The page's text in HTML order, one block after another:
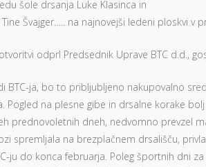
šole drsanja Luke Klasinca in
Švajger….. na najnovejši ledeni ploskvi v
odprl Predsednik Uprave BTC d.d.,
BTC-ja, bo to pribljubljeno nakupovalno
Pogled na plesne gibe in drsalne korake
prednovoletnih dneh, nedvomno prevzel
spremljala na brezplačnem drsališču,
ju do konca februarja. Poleg športnih dni